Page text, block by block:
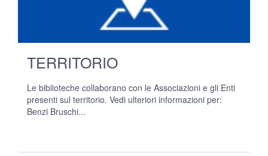
TERRITORIO
Le biblioteche collaborano con le Associazioni e gli Enti
presenti sul territorio. Vedi ulteriori informazioni per:
Benzi Bruschi...